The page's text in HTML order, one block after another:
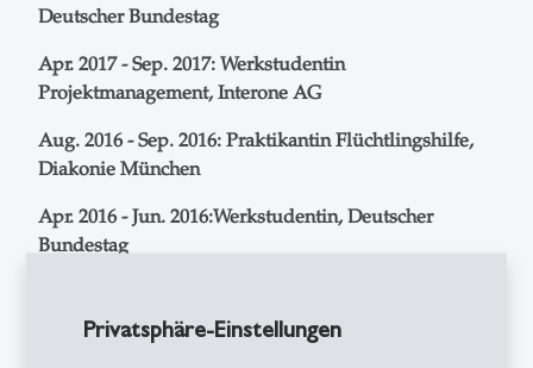
Privatsphäre-Einstellungen
Deutscher Bundestag
Apr. 2017 - Sep. 2017: Werkstudentin
Projektmanagement, Interone AG
Aug. 2016 - Sep. 2016: Praktikantin Flüchtlingshilfe,
Diakonie München
Apr. 2016 - Jun. 2016:Werkstudentin, Deutscher
Bundestag